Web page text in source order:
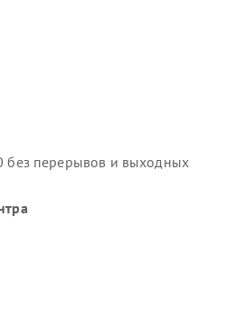
перерывов и выходных